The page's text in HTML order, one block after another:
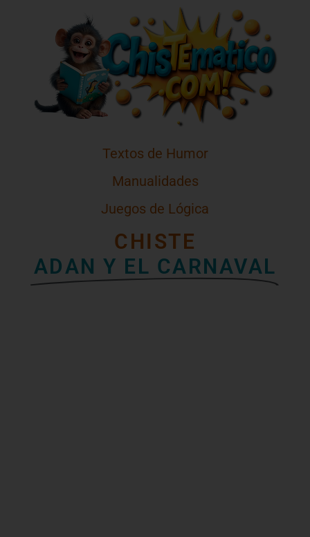
Textos de Humor
Manualidades
Juegos de Lógica
CHISTE
ADAN Y EL CARNAVAL